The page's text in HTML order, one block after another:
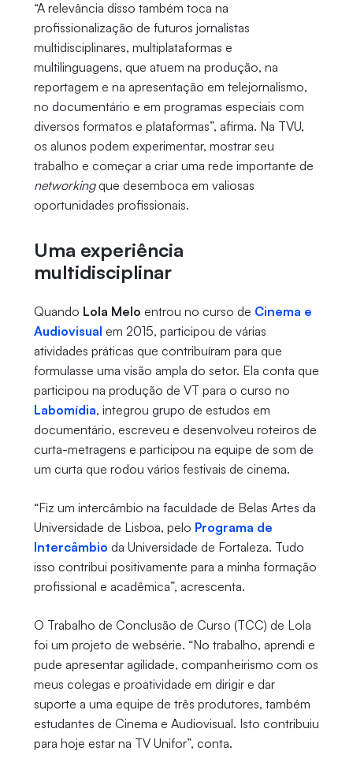
“A relevância disso também toca na
profissionalização de futuros jornalistas
multidisciplinares, multiplataformas e
multilinguagens, que atuem na produção, na
reportagem e na apresentação em telejornalismo,
no documentário e em programas especiais com
diversos formatos e plataformas”, afirma. Na TVU,
os alunos podem experimentar, mostrar seu
trabalho e começar a criar uma rede importante de
networkingque desemboca em valiosas
oportunidades profissionais.
Uma experiência
multidisciplinar
Quando Lola Melo entrou no curso de Cinema e
Audiovisual em 2015, participou de várias
atividades práticas que contribuíram para que
formulasse uma visão ampla do setor. Ela conta que
participou na produção de VT para o curso no
Labomídia, integrou grupo de estudos em
documentário, escreveu e desenvolveu roteiros de
curta-metragens e participou na equipe de som de
um curta que rodou vários festivais de cinema.
“Fiz um intercâmbio na faculdade de Belas Artes da
Universidade de Lisboa, pelo Programa de
Intercâmbio da Universidade de Fortaleza. Tudo
isso contribui positivamente para a minha formação
profissional e acadêmica”, acrescenta.
O Trabalho de Conclusão de Curso (TCC) de Lola
foi um projeto de websérie. “No trabalho, aprendi e
pude apresentar agilidade, companheirismo com os
meus colegas e proatividade em dirigir e dar
suporte a uma equipe de três produtores, também
estudantes de Cinema e Audiovisual. Isto contribuiu
para hoje estar na TV Unifor”, conta.